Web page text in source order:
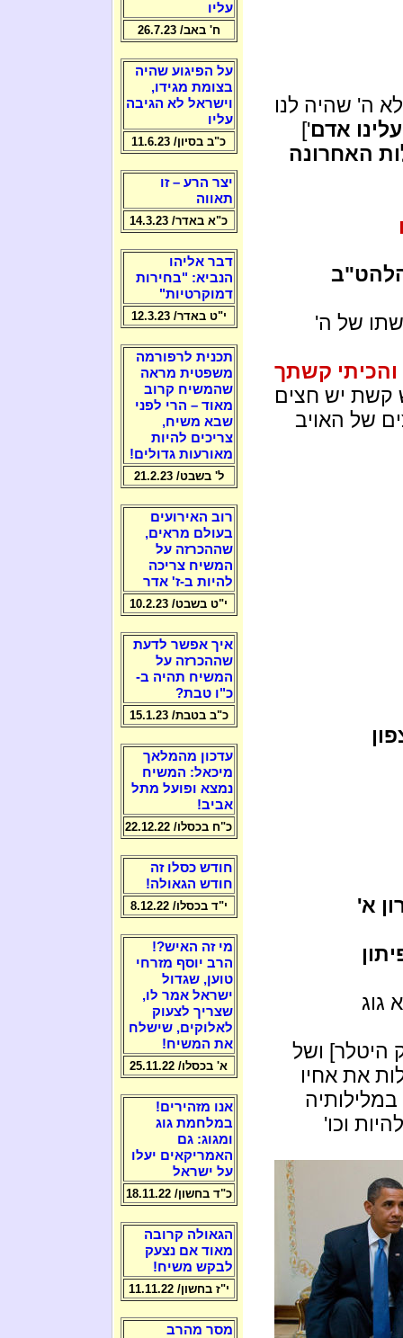
ה' שהיה לנו
אדם']
האחרונה
של ה'
והכיתי קשתך
קשת יש חצים
של האויב
א'
גוג
היטלר] ושל
את אחיו
וכו'
עליו
ח' באב/ 26.7.23
על הפיגוע שהיה
בצומת מגידו,
וישראל לא הגיבה
עליו
כ"ב בסיון/ 11.6.23
יצר הרע – זו
תאווה
כ"א באדר/ 14.3.23
דבר אליהו
הנביא: "בחירות
דמוקרטיות"
י"ט באדר/ 12.3.23
תכנית לרפורמה
משפטית מראה
שהמשיח קרוב
מאוד – הרי לפני
שבא משיח,
צריכים להיות
מאורעות גדולים!
ל' בשבט/ 21.2.23
רוב האירועים
בעולם מראים,
שההכרזה על
המשיח צריכה
להיות ב-ז' אדר
י"ט בשבט/ 10.2.23
איך אפשר לדעת
שההכרזה על
המשיח תהיה ב-
כ"ו טבת?
כ"ב בטבת/ 15.1.23
עדכון מהמלאך
מיכאל: המשיח
נמצא ופועל מתל
אביב!
כ"ח בכסלו/ 22.12.22
חודש כסלו זה
חודש הגאולה!
י"ד בכסלו/ 8.12.22
מי זה האיש?!
הרב יוסף מזרחי
טוען, שגדול
ישראל אמר לו,
שצריך לצעוק
לאלוקים, שישלח
את המשיח!
א' בכסלו/ 25.11.22
אנו מזהירים!
במלחמת גוג
ומגוג: גם
האמריקאים יעלו
על ישראל
כ"ד בחשון/ 18.11.22
הגאולה קרובה
מאוד אם נצעק
לבקש משיח!
י"ז בחשון/ 11.11.22
מסר מהרב